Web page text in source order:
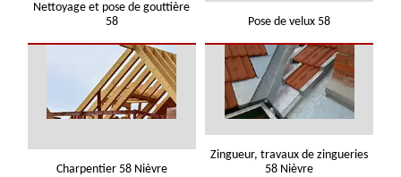
Nettoyage et pose de gouttière
58
Pose de velux 58
Charpentier 58 Nièvre
Zingueur, travaux de zingueries
58 Nièvre